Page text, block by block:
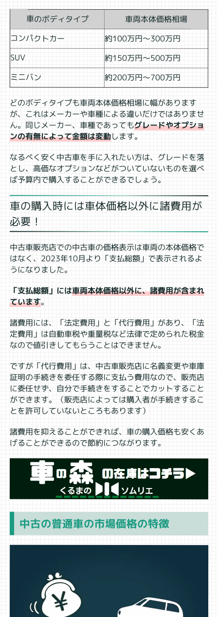
車のボディタイプ 車両本体価格相場
コンパクトカー 約100万円～300万円
SUV 約150万円～500万円
ミニバン 約200万円～700万円
どのボディタイプも車両本体価格相場に幅があります
が、これはメーカーや車種による違いだけではありませ
ん。同じメーカー、車種であってもグレードやオプショ
ンの有無によって金額は変動します。
なるべく安く中古車を手に入れたい方は、グレードを落
とし、高価なオプションなどがついていないものを選べ
ば予算内で購入することができるでしょう。
車の購入時には車体価格以外に諸費用が
必要！
中古車販売店での中古車の価格表示は車両の本体価格で
はなく、2023年10月より「支払総額」で表示されるよ
うになりました。
「支払総額」には車両本体価格以外に、諸費用が含まれ
ています。
諸費用には、「法定費用」と「代行費用」があり、「法
定費用」は自動車税や重量税など法律で定められた税金
なので値引きしてもらうことはできません。
ですが「代行費用」は、中古車販売店に名義変更や車庫
証明の手続きを委任する際に支払う費用なので、販売店
に委任せず、自分で手続きをすることでカットすること
ができます。（販売店によっては購入者が手続きするこ
とを許可していないところもあります）
諸費用を抑えることができれば、車の購入価格も安くあ
げることができるので節約につながります。
中古の普通車の市場価格の特徴